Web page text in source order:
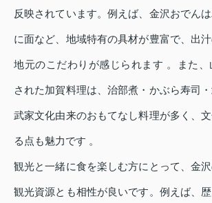
反映されています。例えば、金沢おでん
に面など、地域特有の具材が豊富で、出
地元のこだわりが感じられます 。また
された加賀料理は、治部煮・かぶら寿司・
武家文化由来のおもてなし料理が多く、
る点も魅力です 。
観光と一緒に食を楽しむ方にとって、金
観光資源とも相性が良いです。例えば、